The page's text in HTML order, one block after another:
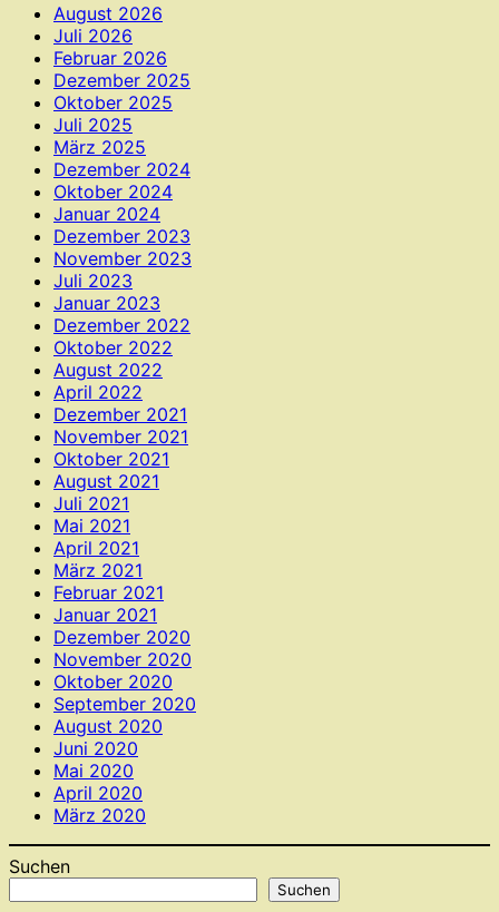
August 2026
Juli 2026
Februar 2026
Dezember 2025
Oktober 2025
Juli 2025
März 2025
Dezember 2024
Oktober 2024
Januar 2024
Dezember 2023
November 2023
Juli 2023
Januar 2023
Dezember 2022
Oktober 2022
August 2022
April 2022
Dezember 2021
November 2021
Oktober 2021
August 2021
Juli 2021
Mai 2021
April 2021
März 2021
Februar 2021
Januar 2021
Dezember 2020
November 2020
Oktober 2020
September 2020
August 2020
Juni 2020
Mai 2020
April 2020
März 2020
Suchen
Suchen